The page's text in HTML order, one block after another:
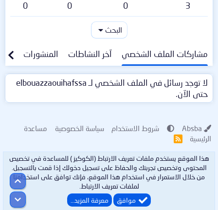
3
0
0
0
البحث
مشاركات الملف الشخصي آخر النشاطات المنشورات
لا توجد رسائل في الملف الشخصي لـ elbouazzaouihafssa
حتى الآن.
شروط الاستخدام سياسة الخصوصية
مساعدة
الرئيسية
R
هذا الموقع يستخدم ملفات تعريف الارتباط (الكوكيز ) للمساعدة في تخصيص
المحتوى وتخصيص تجربتك والحفاظ على تسجيل دخولك إذا قمت بالتسجيل.
من خلال الاستمرار في استخدام هذا الموقع، فإنك توافق على استخدامنا
لملفات تعريف الارتباط.
موافق
معرفة المزيد…
أعلى